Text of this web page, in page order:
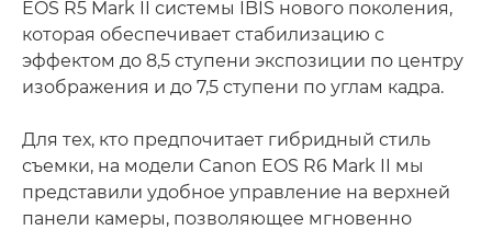
EOS R5 Mark II системы IBIS нового поколения,
которая обеспечивает стабилизацию с
эффектом до 8,5 ступени экспозиции по центру
изображения и до 7,5 ступени по углам кадра.
Для тех, кто предпочитает гибридный стиль
съемки, на модели Canon EOS R6 Mark II мы
представили удобное управление на верхней
панели камеры, позволяющее мгновенно